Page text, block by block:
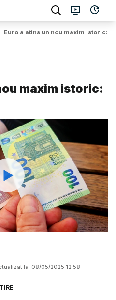
Euro a atins un nou maxim istoric:
maxim istoric:
Watch
la: 08/05/2025 12:58